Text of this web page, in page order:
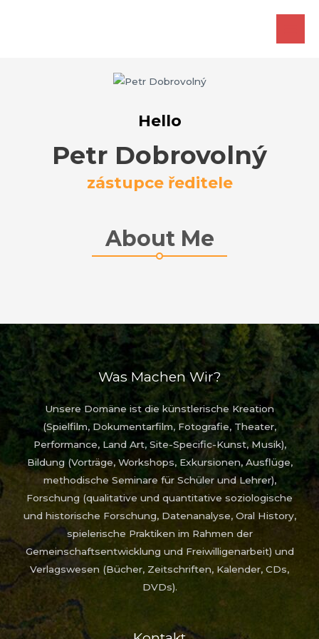
Hello
Petr Dobrovolný
zástupce ředitele
About Me
Was Machen Wir?
Unsere Domäne ist die künstlerische Kreation
(Spielfilm, Dokumentarfilm, Fotografie, Theater,
Performance, Land Art, Site-Specific-Kunst, Musik),
Bildung (Vorträge, Workshops, Exkursionen, Ausflüge,
methodische Seminare für Schüler und Lehrer),
Forschung (qualitative und quantitative soziologische
und historische Forschung, Datenanalyse, Oral History,
spielerische Praktiken im Rahmen der
Gemeinschaftsentwicklung und Freiwilligenarbeit) und
Verlagswesen (Bücher, Zeitschriften, Kalender, CDs,
DVDs).